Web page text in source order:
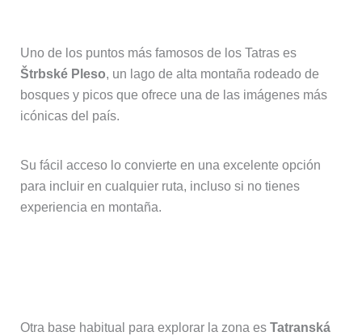
Uno de los puntos más famosos de los Tatras es
Štrbské Pleso, un lago de alta montaña rodeado de
bosques y picos que ofrece una de las imágenes más
icónicas del país.
Su fácil acceso lo convierte en una excelente opción
para incluir en cualquier ruta, incluso si no tienes
experiencia en montaña.
Otra base habitual para explorar la zona es Tatranská